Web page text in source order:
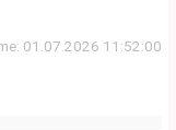
01.07.2026 11:52:00